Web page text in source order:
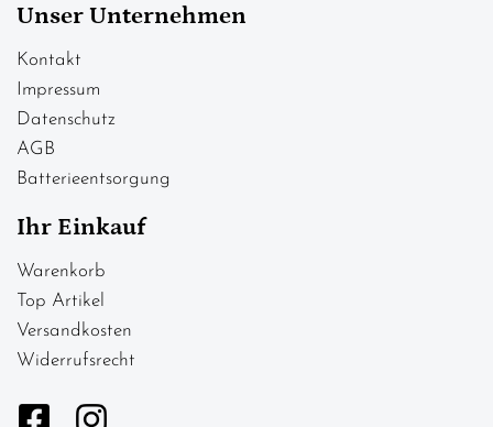
Unser Unternehmen
Kontakt
Impressum
Datenschutz
AGB
Batterieentsorgung
Ihr Einkauf
Warenkorb
Top Artikel
Versandkosten
Widerrufsrecht